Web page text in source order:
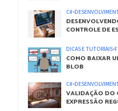
C#•
CONTROLE DE
DICAS E TUTORIAIS•
COMO BAIXAR
BLOB
C#•
VALIDAÇÃO DO
EXPRESSÃO